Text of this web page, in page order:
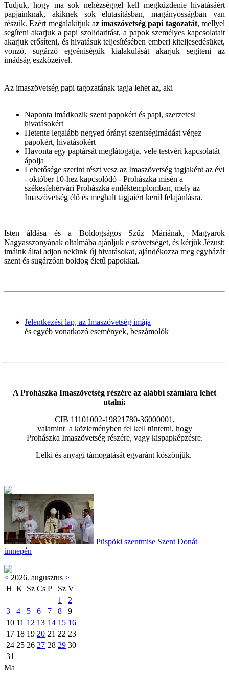
Tudjuk, hogy ma sok nehézséggel kell megküzdenie hivatásáért
papjainknak, akiknek sok elutasításban, magányosságban van
részük. Ezért megalakítjuk az imaszövetség papi tagozatát, mellyel
segíteni akarjuk a papi szolidaritást, a papok személyes kapcsolatait
akarjuk erősíteni, és hivatásuk teljesítésében emberi kiteljesedésüket,
vonzó, sugárzó egyéniségük kialakulását akarjuk segíteni az
imádság eszközeivel.
Az imaszövetség papi tagozatának tagja lehet az, aki
Naponta imádkozik szent papokért és papi, szerzetesi
hivatásokért
Hetente legalább negyed órányi szentségimádást végez
papokért, hivatásokért
Havonta egy paptársát meglátogatja, vele testvéri kapcsolatát
ápolja
Lehetősége szerint részt vesz az Imaszövetség tagjaként az évi
- október 10-hez kapcsolódó - Prohászka misén a
székesfehérvári Prohászka emléktemplomban, mely az
Imaszövetség élő és meghalt tagjaiért kerül felajánlásra.
Isten áldása és a Boldogságos Szűz Máriának, Magyarok
Nagyasszonyának oltalmába ajánljuk e szövetséget, és kérjük Jézust:
imáink által adjon nekünk új hivatásokat, ajándékozza meg egyházát
szent és sugárzóan boldog életű papokkal.
Jelentkezési lap, az Imaszövetség imája
és egyéb vonatkozó események, beszámolók
A Prohászka Imaszövetség részére az alábbi számlára lehet
utalni:
CIB 11101002-19821780-36000001,
valamint a közleményben fel kell tüntetni, hogy
Prohászka Imaszövetség részére, vagy kispapképzésre.
Lelki és anyagi támogatását egyaránt köszönjük.
Püspöki szentmise Szent Donát
ünnepén
< 2026. augusztus >
H K Sz Cs P Sz V
1
2
3
4 5 6 7 8
9
10 11 12 13 14 15 16
17 18 19 20 21 22 23
24 25 26 27 28 29 30
31
Ma